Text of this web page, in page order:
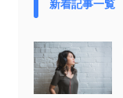
新着記事一覧